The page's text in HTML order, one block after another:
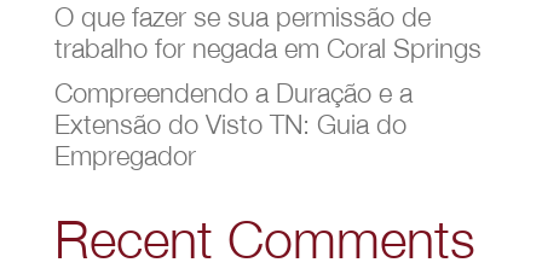
O que fazer se sua permissão de
trabalho for negada em Coral Springs
Compreendendo a Duração e a
Extensão do Visto TN: Guia do
Empregador
Recent Comments